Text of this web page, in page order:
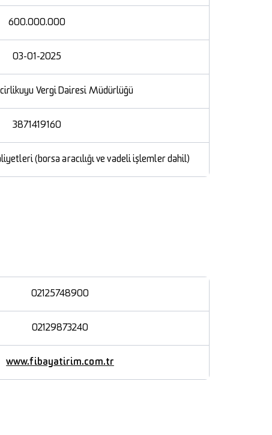
600.000.000
03-01-2025
Vergi Dairesi Müdürlüğü
3871419160
(borsa aracılığı ve vadeli işlemler dahil)
02125748900
02129873240
www.fibayatirim.com.tr